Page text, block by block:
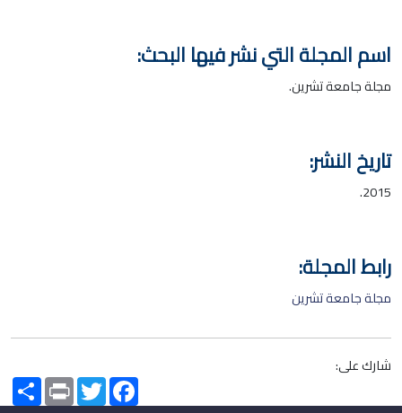
اسم المجلة التي نشر فيها البحث:
مجلة جامعة تشرين.
تاريخ النشر:
2015.
رابط المجلة:
مجلة جامعة تشرين
شارك على:
Share PrintTwitterFacebook